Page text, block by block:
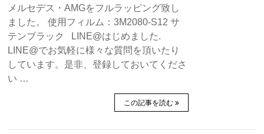
メルセデス・AMGをフルラッピング致し
ました。 使用フィルム：3M2080-S12 サ
テンブラック LINE@はじめました.
LINE@でお気軽に様々な質問を頂いたり
しています。是非、登録しておいてくださ
い …
この記事を読む